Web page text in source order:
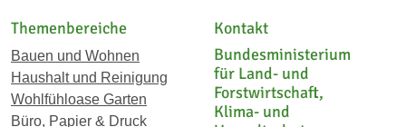
Themenbereiche
Bauen und Wohnen
Haushalt und Reinigung
Wohlfühloase Garten
Büro, Papier & Druck
Kontakt
Bundesministerium
für Land- und
Forstwirtschaft,
Klima- und